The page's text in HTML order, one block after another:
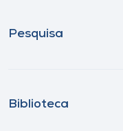
Pesquisa
Biblioteca